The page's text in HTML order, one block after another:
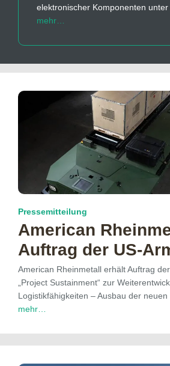
elektronischer Komponenten
mehr…
Pressemitteilung
American
Auftrag der US-
American Rheinmetall erhält Auftrag
„Project Sustainment“ zur
Logistikfähigkeiten – Ausbau der
mehr…